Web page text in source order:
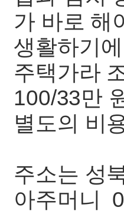
가 바로 해
생활하기
주택가라
100/33만
별도의 비
주소는 성
아주머니